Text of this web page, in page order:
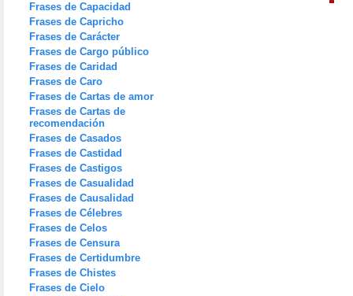
Frases de Capacidad
Frases de Capricho
Frases de Carácter
Frases de Cargo público
Frases de Caridad
Frases de Caro
Frases de Cartas de amor
Frases de Cartas de
recomendación
Frases de Casados
Frases de Castidad
Frases de Castigos
Frases de Casualidad
Frases de Causalidad
Frases de Célebres
Frases de Celos
Frases de Censura
Frases de Certidumbre
Frases de Chistes
Frases de Cielo